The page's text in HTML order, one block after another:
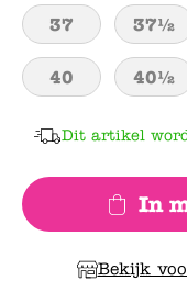
37 37½
40 40½
Dit artikel
In
Bekijk